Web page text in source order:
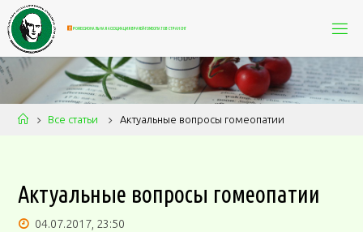
П РОФЕССИОНАЛЬНАЯАССОЦИАЦИЯВРАЧЕЙ-ГОМЕОПАТОВСТРАНСНГ
Все статьи Актуальные вопросы гомеопатии
Актуальные вопросы гомеопатии
04.07.2017, 23:50